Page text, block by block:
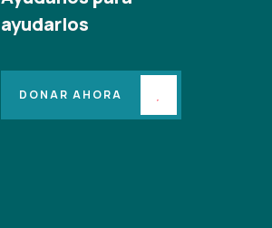
ayudarlos
DONAR AHORA